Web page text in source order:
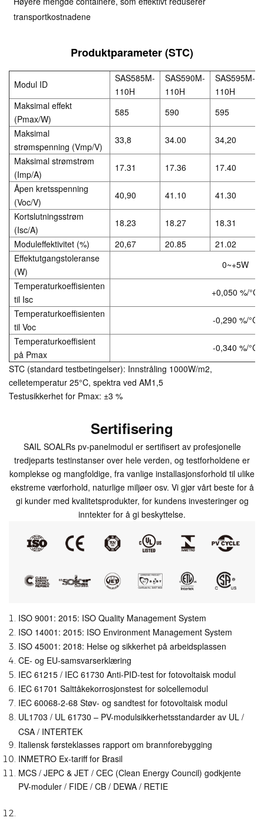
transportkostnadene
Produktparameter (STC)
Modul ID
SAS585M-
110H
SAS590M-
110H
SAS595M-
110H
Maksimal effekt
(Pmax/W)
585 590
595
Maksimal
strømspenning (Vmp/V)
33,8 34.00
34,20
Maksimal strømstrøm
(Imp/A)
17.31 17.36
17.40
Åpen kretsspenning
(Voc/V)
40,90 41.10
41.30
Kortslutningsstrøm
(Isc/A)
18.23 18.27
18.31
Moduleffektivitet (%)
20,67 20.85
21.02
Effektutgangstoleranse
(W)
0~+5W
Temperaturkoeffisienten
til Isc
+0,050 %/°C
Temperaturkoeffisienten
til Voc
-0,290 %/°C
Temperaturkoeffisient
på Pmax
-0,340 %/°C
STC (standard testbetingelser): Innstråling 1000W/m2,
celletemperatur 25°C, spektra ved AM1,5
Testusikkerhet for Pmax: ±3 %
Sertifisering
SAIL SOALRs pv-panelmodul er sertifisert av profesjonelle
tredjeparts testinstanser over hele verden, og testforholdene er
komplekse og mangfoldige, fra vanlige installasjonsforhold til ulike
ekstreme værforhold, naturlige miljøer osv. Vi gjør vårt beste for å
gi kunder med kvalitetsprodukter, for kundens investeringer og
inntekter for å gi beskyttelse.
ISO 9001: 2015: ISO Quality Management System
ISO 14001: 2015: ISO Environment Management System
ISO 45001: 2018: Helse og sikkerhet på arbeidsplassen
CE- og EU-samsvarserklæring
IEC 61215 / IEC 61730 Anti-PID-test for fotovoltaisk modul
IEC 61701 Salttåkekorrosjonstest for solcellemodul
IEC 60068-2-68 Støv- og sandtest for fotovoltaisk modul
UL1703 / UL 61730 – PV-modulsikkerhetsstandarder av UL /
CSA / INTERTEK
Italiensk førsteklasses rapport om brannforebygging
INMETRO Ex-tariff for Brasil
MCS / JEPC & JET / CEC (Clean Energy Council) godkjente
PV-moduler / FIDE / CB / DEWA / RETIE